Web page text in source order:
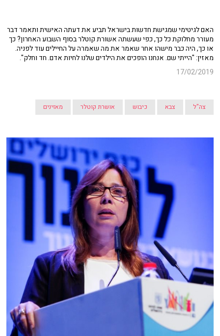
האם לגיטימי שמגישת חדשות בישראל תביע את דעתה האישית ותאמר דבר
מעורר מחלוקת כל כך, כפי שעשתה אשורת קוטלר בסוף השבוע האחרון? כך
או כך, היה כבר מישהו אחר שאמר את מה שאמרה על החיילים עוד לפניה.
מאזין: "הייתי שם. אנחנו הופכים את הילדים שלנו לחיות אדם. חד וחלק".
17/02/2019
צה"ל צבא כיבוש אושרת קוטלר מאזינים